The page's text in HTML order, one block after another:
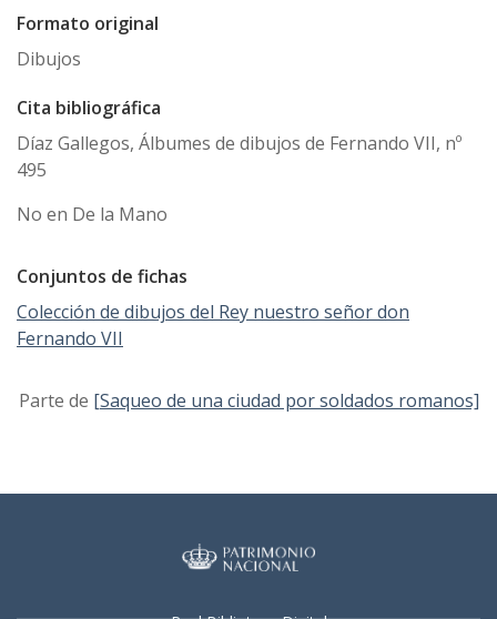
Formato original
Dibujos
Cita bibliográfica
Díaz Gallegos, Álbumes de dibujos de Fernando VII, nº
495
No en De la Mano
Conjuntos de fichas
Colección de dibujos del Rey nuestro señor don
Fernando VII
Parte de [Saqueo de una ciudad por soldados romanos]